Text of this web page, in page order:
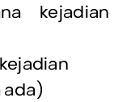
kejadian